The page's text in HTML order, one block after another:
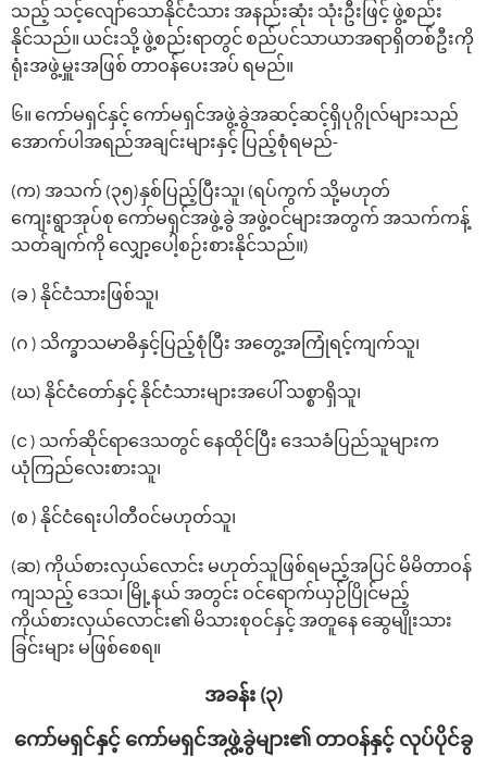
သည့် သင့်‌လျော်‌သောနိုင်ငံသား အနည်းဆုံး သုံးဦးဖြင့် ဖွဲ့စည်း
နိုင်သည်။ ယင်းသို့ ဖွဲ့စည်းရာတွင် စည်ပင်သာယာအရာရှိတစ်ဦးကို
ရုံးအဖွဲ့မှူးအဖြစ် တာဝန်‌ပေးအပ် ရမည်။
၆။ ကော်မရှင်နှင့် ကော်မရှင်အဖွဲ့ခွဲအဆင့်ဆင့်ရှိပုဂ္ဂိုလ်များသည်
အောက်ပါအရည်အချင်းများနှင့် ပြည့်စုံရမည်-
(က) အသက် (၃၅)နှစ်ပြည့်ပြီးသူ၊ (ရပ်ကွက် သို့မဟုတ်
ကျေးရွာအုပ်စု ကော်မရှင်အဖွဲ့ခွဲ အဖွဲ့ဝင်များအတွက် အသက်ကန့်
သတ်ချက်ကို လျှော့ပေါ့စဉ်းစားနိုင်သည်။)
(ခ ) နိုင်ငံသားဖြစ်သူ၊
(ဂ ) သိက္ခာသမာဓိနှင့်ပြည့်စုံပြီး အတွေ့အကြုံရင့်ကျက်သူ၊
(ဃ) နိုင်ငံတော်နှင့် နိုင်ငံသားများအပေါ် သစ္စာရှိသူ၊
(င ) သက်ဆိုင်ရာဒေသတွင် နေထိုင်ပြီး ဒေသခံပြည်သူများက
ယုံကြည်လေးစားသူ၊
(စ ) နိုင်ငံရေးပါတီဝင်မဟုတ်သူ၊
(ဆ) ကိုယ်စားလှယ်လောင်း မဟုတ်သူဖြစ်ရမည့်အပြင် မိမိတာဝန်
ကျသည့် ဒေသ၊ မြို့နယ် အတွင်း ဝင်ရောက်ယှဉ်ပြိုင်မည့်
ကိုယ်စားလှယ်လောင်း၏ မိသားစုဝင်နှင့် အတူနေ ဆွေမျိုးသား
ခြင်းများ မဖြစ်စေရ။
အခန်း (၃)
ကော်မရှင်နှင့် ‌ကော်မရှင်အဖွဲ့ခွဲများ၏ တာဝန်နှင့် လုပ်ပိုင်ခွ